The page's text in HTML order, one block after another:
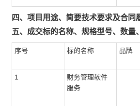
四、项目用途、简要技术要求及合同
五、成交标的名称、规格型号、数量
序号 标的名称 品牌
1
财务管理软件
服务